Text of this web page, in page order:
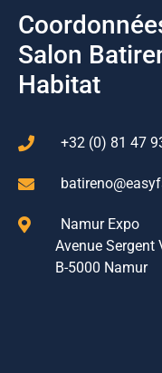
Salon
Habitat
+32 (0) 81 47
Namur Expo
Avenue Sergent
B-5000 Namur